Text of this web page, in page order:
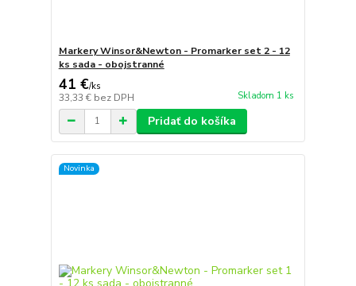
Markery Winsor&Newton - Promarker set 2 - 12
ks sada - obojstranné
41 €/ks
33,33 € bez DPH Skladom 1 ks
Pridať do košíka
Novinka